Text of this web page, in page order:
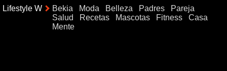
Lifestyle W Bekia Moda Belleza Padres
Pareja
Salud
Recetas Mascotas Fitness
Casa
Mente